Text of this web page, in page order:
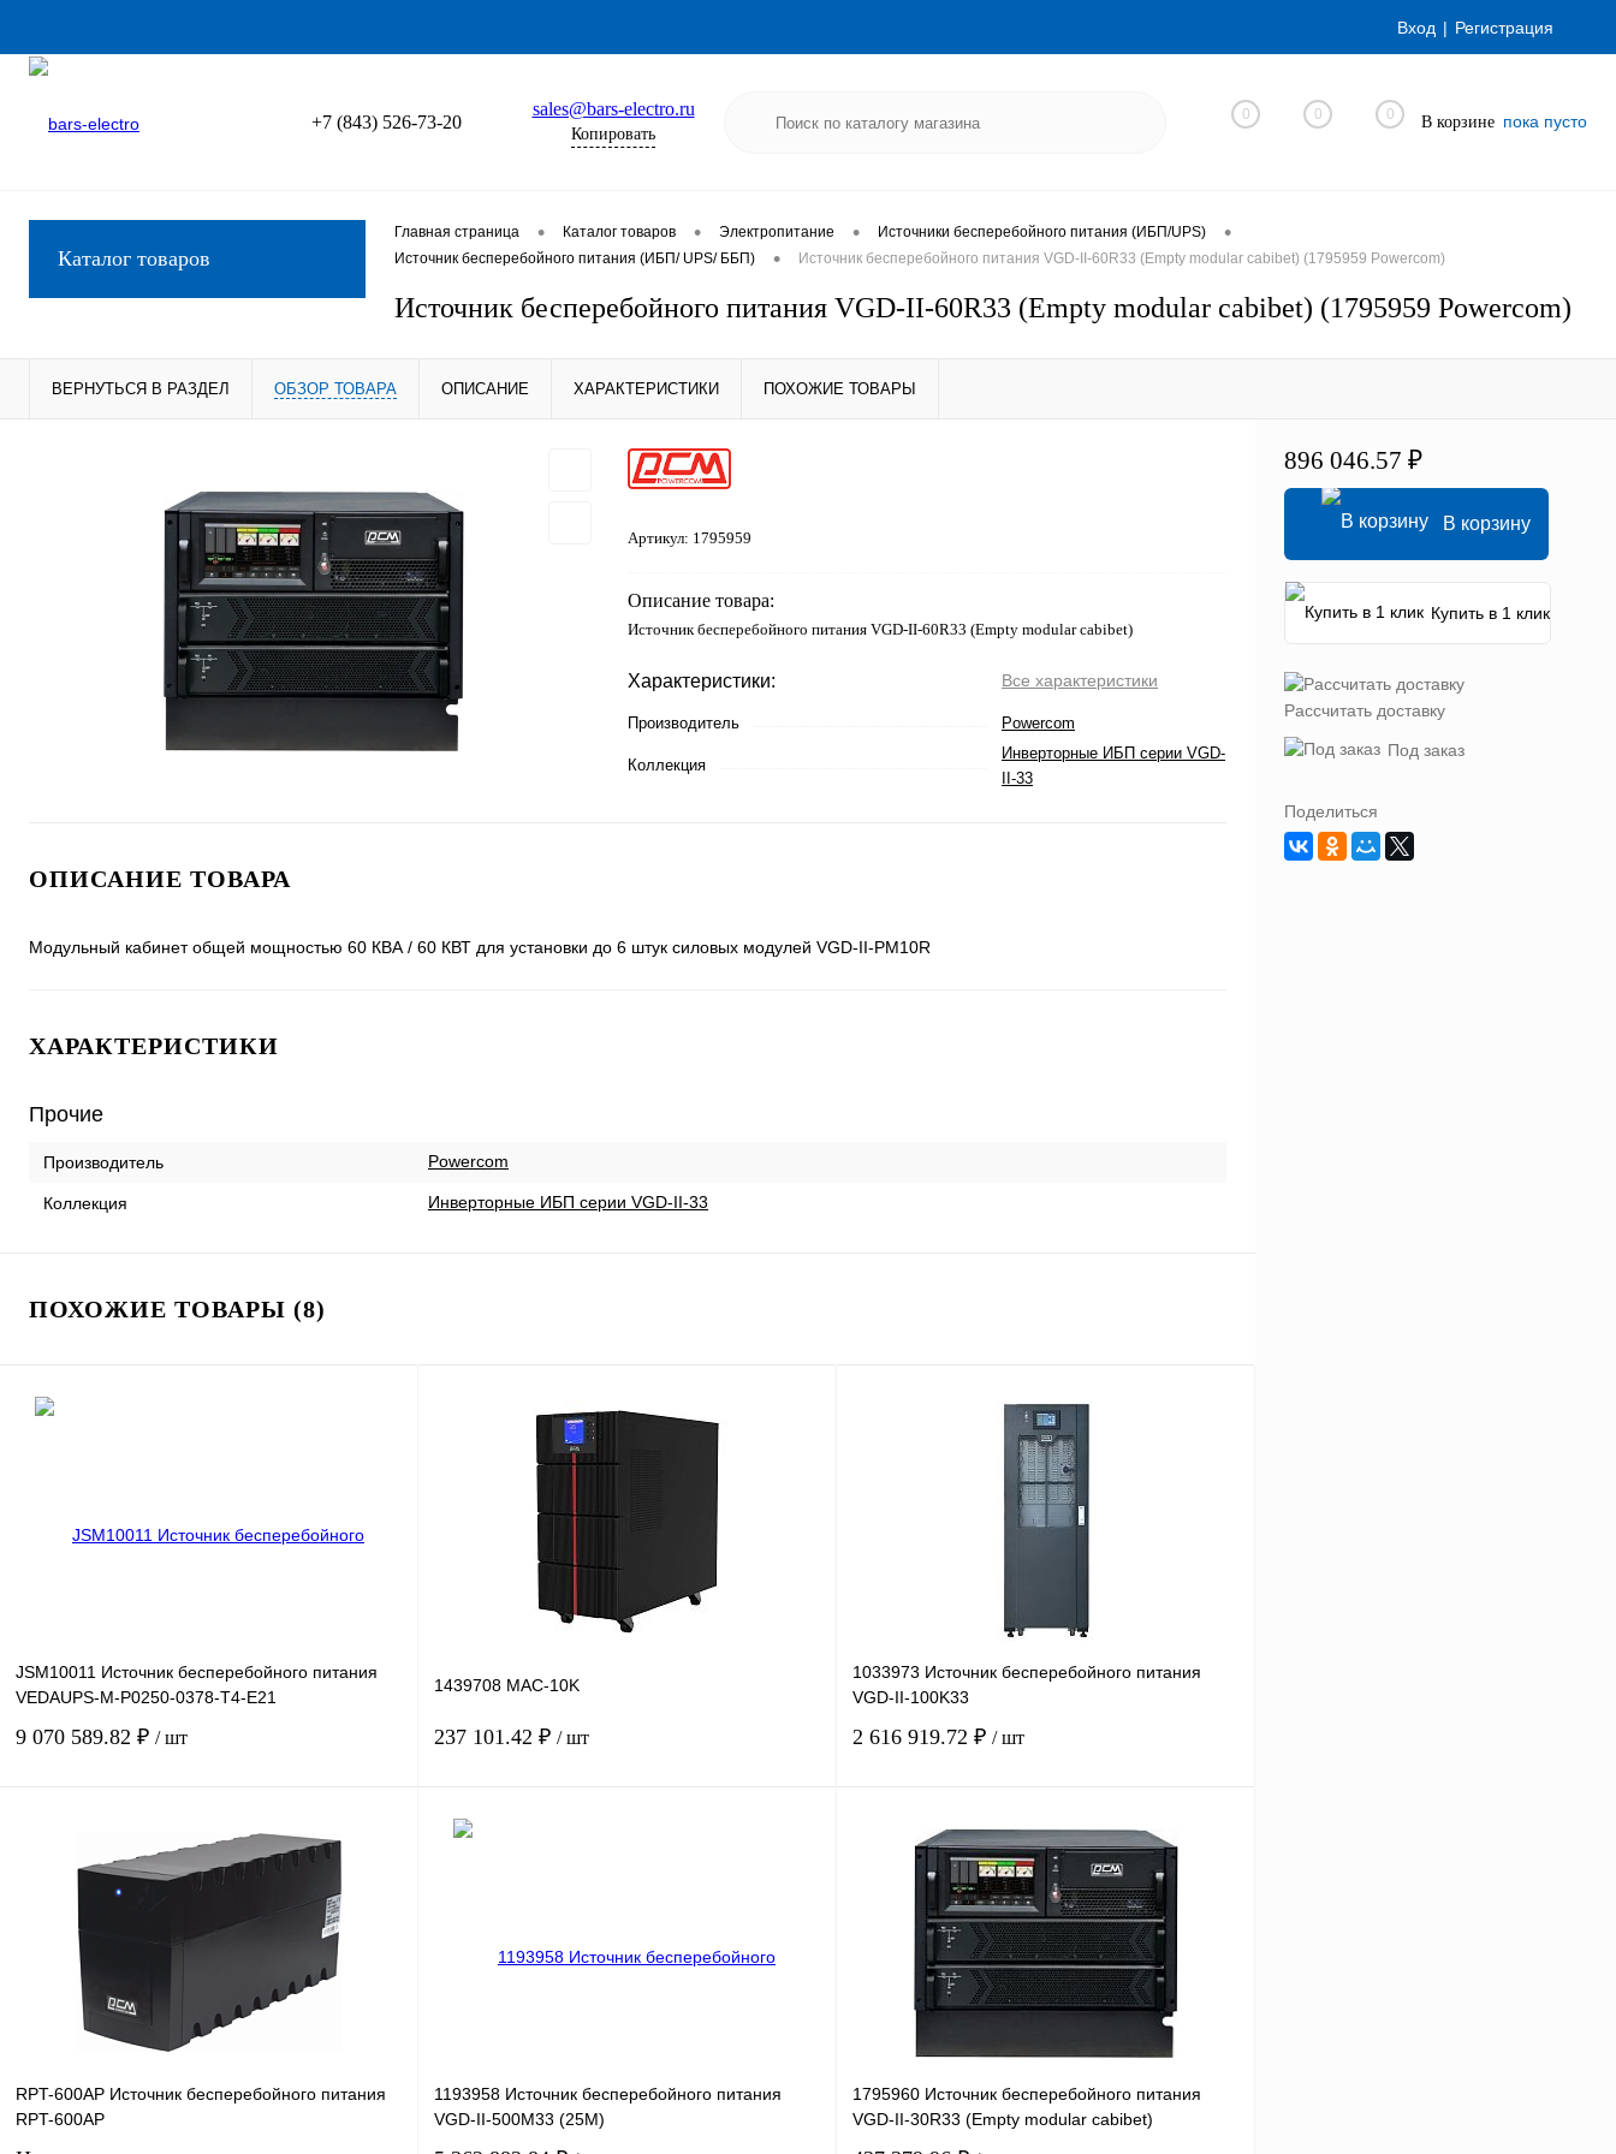
Вход Регистрация
+7 (843) 526-73-20
sales@bars-electro.ru
Копировать
0 0 0 В корзине пока пусто
Каталог товаров
Главная страница • Каталог товаров • Электропитание • Источники бесперебойного питания (ИБП/UPS) •
Источник бесперебойного питания (ИБП/ UPS/ ББП) • Источник бесперебойного питания VGD-II-60R33 (Empty modular cabibet) (1795959 Powercom)
Источник бесперебойного питания VGD-II-60R33 (Empty modular cabibet) (1795959 Powercom)
ВЕРНУТЬСЯ В РАЗДЕЛ ОБЗОР ТОВАРА ОПИСАНИЕ ХАРАКТЕРИСТИКИ ПОХОЖИЕ ТОВАРЫ
Артикул: 1795959
Описание товара:
Источник бесперебойного питания VGD-II-60R33 (Empty modular cabibet)
Характеристики: Все характеристики
Производитель Powercom
Коллекция
Инверторные ИБП серии VGD-
II-33
ОПИСАНИЕ ТОВАРА
Модульный кабинет общей мощностью 60 КВА / 60 КВТ для установки до 6 штук силовых модулей VGD-II-PM10R
ХАРАКТЕРИСТИКИ
Прочие
Производитель Powercom
Коллекция Инверторные ИБП серии VGD-II-33
ПОХОЖИЕ ТОВАРЫ (8)
JSM10011 Источник бесперебойного питания
VEDAUPS-M-P0250-0378-T4-E21
9 070 589.82 ₽ / шт
В корзину
Купить в 1 клик
В избранное
1439708 MAC-10K
237 101.42 ₽ / шт
1033973 Источник бесперебойного питания
VGD-II-100K33
2 616 919.72 ₽ / шт
В корзину
Купить в 1 клик Сравнение
В избранное Под заказ
RPT-600AP Источник бесперебойного питания
RPT-600AP
1193958 Источник бесперебойного питания
VGD-II-500M33 (25M)
1795960 Источник бесперебойного питания
VGD-II-30R33 (Empty modular cabibet)
896 046.57 ₽
В корзину
Купить в 1 клик
Рассчитать доставку
Под заказ
Поделиться